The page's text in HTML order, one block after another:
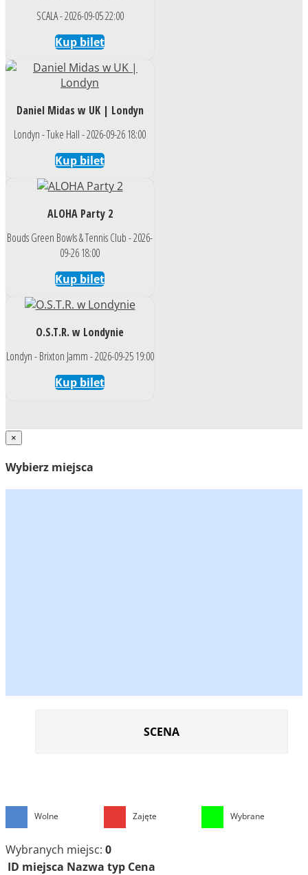
SCALA - 2026-09-05 22:00
Kup bilet
Daniel Midas w UK | Londyn
Londyn - Tuke Hall - 2026-09-26 18:00
Kup bilet
ALOHA Party 2
Bouds Green Bowls & Tennis Club - 2026-
09-26 18:00
Kup bilet
O.S.T.R. w Londynie
Londyn - Brixton Jamm - 2026-09-25 19:00
Kup bilet
×
Wybierz miejsca
SCENA
Wolne Zajęte Wybrane
Wybranych miejsc: 0
ID miejsca Nazwa typ Cena